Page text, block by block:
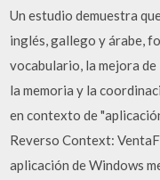
Un estudio demuestra
inglés, gallego y árabe,
vocabulario, la mejora
la memoria y la
en contexto de
Reverso Context:
aplicación de Windows